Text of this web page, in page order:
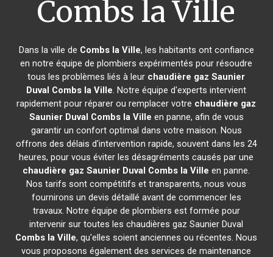
Combs la Ville
Dans la ville de Combs la Ville, les habitants ont confiance
en notre équipe de plombiers expérimentés pour résoudre
tous les problèmes liés à leur chaudière gaz Saunier
Duval Combs la Ville. Notre équipe d'experts intervient
rapidement pour réparer ou remplacer votre chaudière gaz
Saunier Duval Combs la Ville en panne, afin de vous
garantir un confort optimal dans votre maison. Nous
offrons des délais d'intervention rapide, souvent dans les 24
heures, pour vous éviter les désagréments causés par une
chaudière gaz Saunier Duval Combs la Ville en panne.
Nos tarifs sont compétitifs et transparents, nous vous
fournirons un devis détaillé avant de commencer les
travaux. Notre équipe de plombiers est formée pour
intervenir sur toutes les chaudières gaz Saunier Duval
Combs la Ville, qu'elles soient anciennes ou récentes. Nous
vous proposons également des services de maintenance